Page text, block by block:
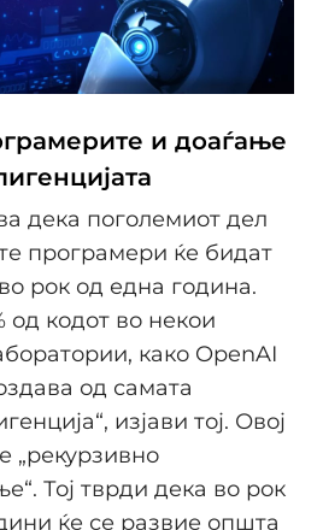
и доаѓање
дека поголемиот дел
програмери ќе бидат
рок од една година.
од кодот во некои
како OpenAI
од самата
изјави тој. Овој
„рекурзивно
Тој тврди дека во рок
ќе се развие општа